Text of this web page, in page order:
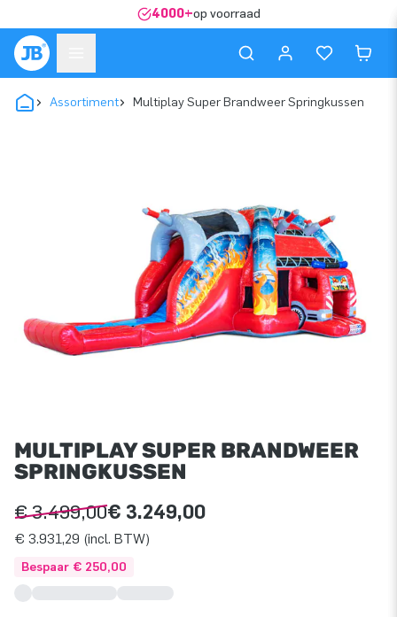
4000+op voorraad
Assortiment Multiplay Super Brandweer Springkussen
MULTIPLAY SUPER BRANDWEER
SPRINGKUSSEN
€ 3.499,00€ 3.249,00
€ 3.931,29 (incl. BTW)
Bespaar € 250,00